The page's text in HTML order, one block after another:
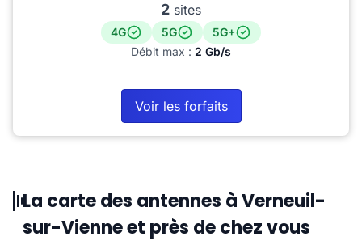
2 sites
4G 5G
5G+
Débit max : 2 Gb/s
Voir les forfaits
La carte des antennes à Verneuil-
sur-Vienne et près de chez vous